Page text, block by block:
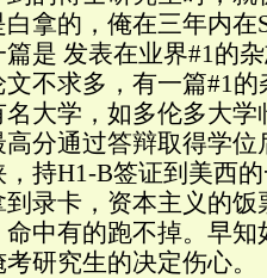
拿的，俺在三年内在
是 发表在业界#1的
不求多，有一篇#1
大学，如多伦多大
分通过答辩取得学
持H1-B签证到美西
到录卡，资本主义的
中有的跑不掉。早
研究生的决定伤心。